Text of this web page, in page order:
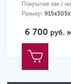
Покрытие лак /
Размер:
6 700 руб.